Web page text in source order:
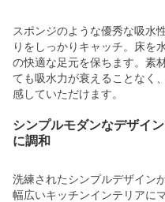
スポンジのような優秀な吸水
りをしっかりキャッチ。床を
の快適な足元を保ちます。素
ても吸水力が衰えることなく
感していただけます。
シンプルモダンなデザイ
に調和
洗練されたシンプルデザイン
幅広いキッチンインテリアに